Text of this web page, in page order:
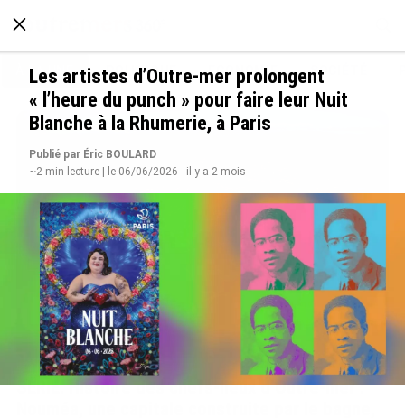
À LA UNE POLITIQUE ECONOMIE SOCIÉTÉ
SÉRIE. Histoire des chefs-lieux d’Outre-mer :
Les artistes d’Outre-mer prolongent
« l’heure du punch » pour faire leur Nuit
Blanche à la Rhumerie, à Paris
Publié par Éric BOULARD
~2 min lecture | le 06/06/2026 - il y a 2 mois